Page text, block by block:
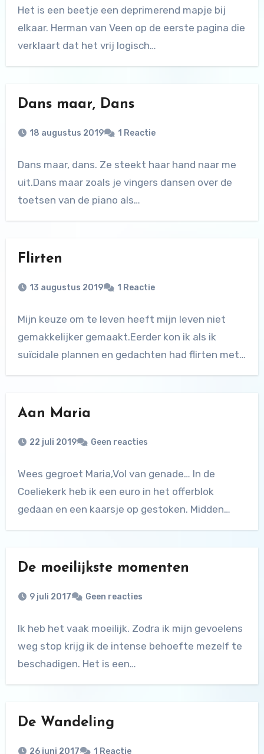
Het is een beetje een deprimerend mapje bij
elkaar. Herman van Veen op de eerste pagina die
verklaart dat het vrij logisch…
Dans maar, Dans
18 augustus 2019 1 Reactie
Dans maar, dans. Ze steekt haar hand naar me
uit.Dans maar zoals je vingers dansen over de
toetsen van de piano als…
Flirten
13 augustus 2019 1 Reactie
Mijn keuze om te leven heeft mijn leven niet
gemakkelijker gemaakt.Eerder kon ik als ik
suïcidale plannen en gedachten had flirten met…
Aan Maria
22 juli 2019 Geen reacties
Wees gegroet Maria,Vol van genade… In de
Coeliekerk heb ik een euro in het offerblok
gedaan en een kaarsje op gestoken. Midden…
De moeilijkste momenten
9 juli 2017 Geen reacties
Ik heb het vaak moeilijk. Zodra ik mijn gevoelens
weg stop krijg ik de intense behoefte mezelf te
beschadigen. Het is een…
De Wandeling
26 juni 2017 1 Reactie